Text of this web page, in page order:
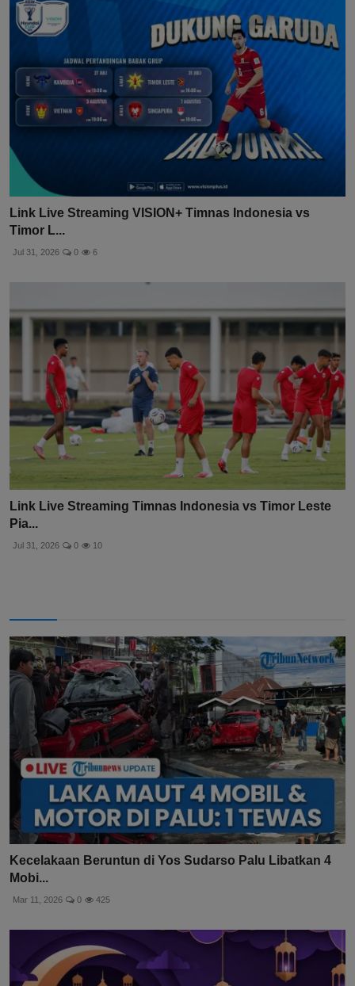
Link Live Streaming VISION+ Timnas Indonesia vs
Timor L...
Jul 31, 2026 0 6
Link Live Streaming Timnas Indonesia vs Timor Leste
Pia...
Jul 31, 2026 0 10
Kecelakaan Beruntun di Yos Sudarso Palu Libatkan 4
Mobi...
Mar 11, 2026 0 425